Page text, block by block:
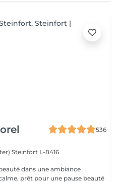
536
Steinfort L-8416
dans une ambiance
prêt pour une pause beauté